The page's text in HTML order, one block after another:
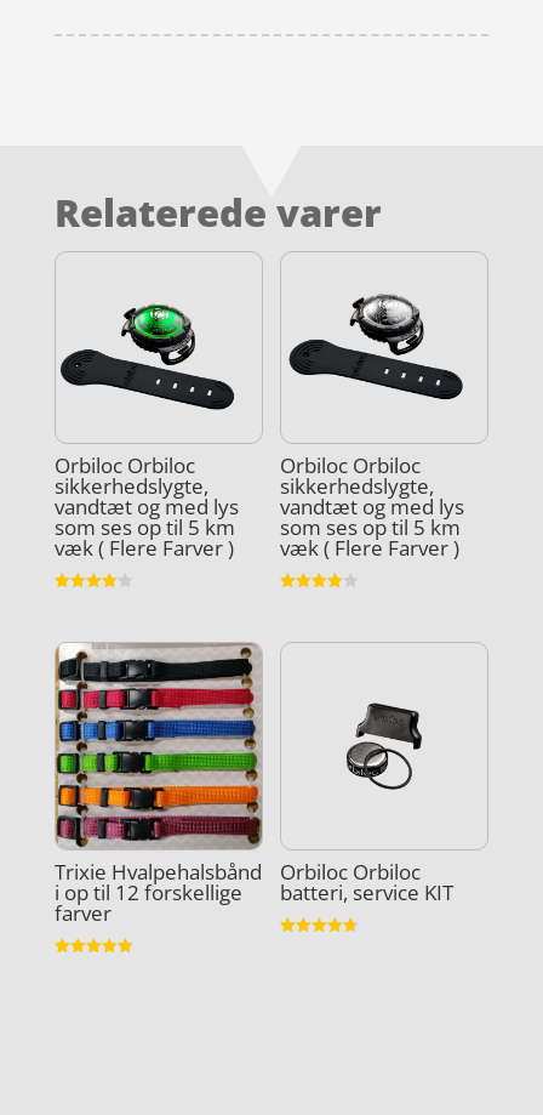
Relaterede varer
Orbiloc Orbiloc
sikkerhedslygte,
vandtæt og med lys
som ses op til 5 km
væk ( Flere Farver )
Orbiloc Orbiloc
sikkerhedslygte,
vandtæt og med lys
som ses op til 5 km
væk ( Flere Farver )
Trixie Hvalpehalsbånd
i op til 12 forskellige
farver
Orbiloc Orbiloc
batteri, service KIT